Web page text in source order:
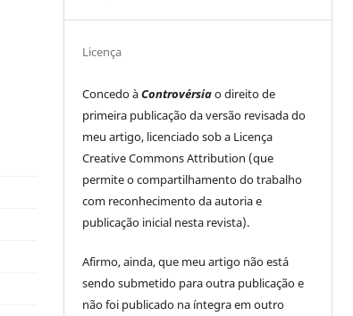
Licença
Concedo àControvérsiao direito de
primeira publicação da versão revisada do
meu artigo, licenciado sob a Licença
Creative Commons Attribution (que
permite o compartilhamento do trabalho
com reconhecimento da autoria e
publicação inicial nesta revista).
Afirmo, ainda, que meu artigo não está
sendo submetido para outra publicação e
não foi publicado na íntegra em outro